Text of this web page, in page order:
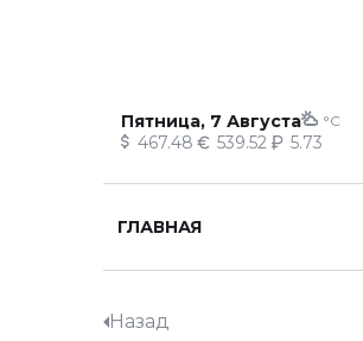
Пятница, 7 Августа °C
467.48 539.52 5.73
ГЛАВНАЯ
Назад